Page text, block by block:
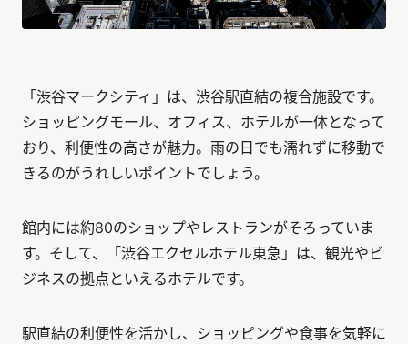
「渋谷マークシティ」は、渋谷駅直結の複合施設です。
ショッピングモール、オフィス、ホテルが一体となって
おり、利便性の高さが魅力。雨の日でも濡れずに移動で
きるのがうれしいポイントでしょう。
館内には約80のショップやレストランがそろっていま
す。そして、「渋谷エクセルホテル東急」は、観光やビ
ジネスの拠点といえるホテルです。
駅直結の利便性を活かし、ショッピングや食事を気軽に